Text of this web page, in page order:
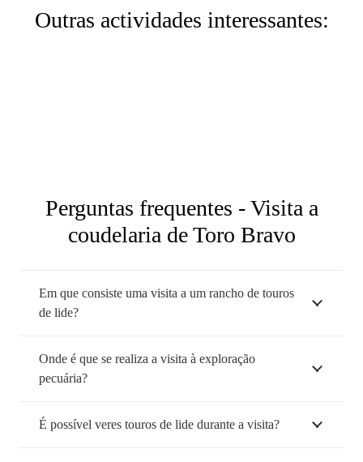
Outras actividades interessantes:
Visita VIP
Perguntas frequentes - Visita a
coudelaria de Toro Bravo
Em que consiste uma visita a um rancho de touros
de lide?
Onde é que se realiza a visita à exploração
pecuária?
É possível veres touros de lide durante a visita?